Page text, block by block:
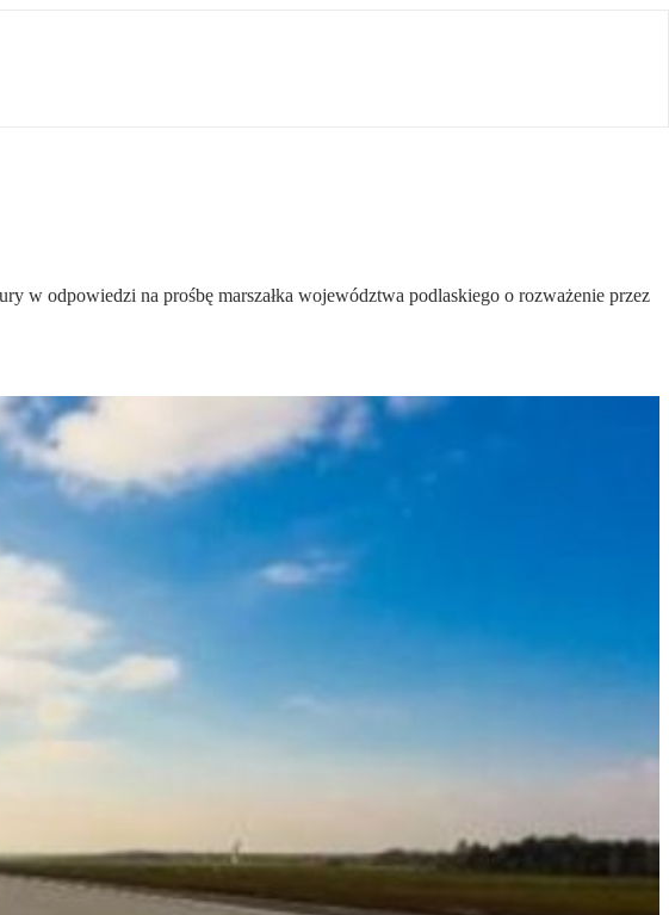
odpowiedzi na prośbę marszałka województwa podlaskiego o rozważenie przez